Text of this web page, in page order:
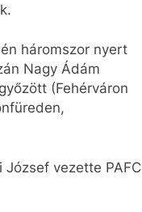
háromszor nyert
Nagy Ádám
(Fehérváron
vezette PAFC